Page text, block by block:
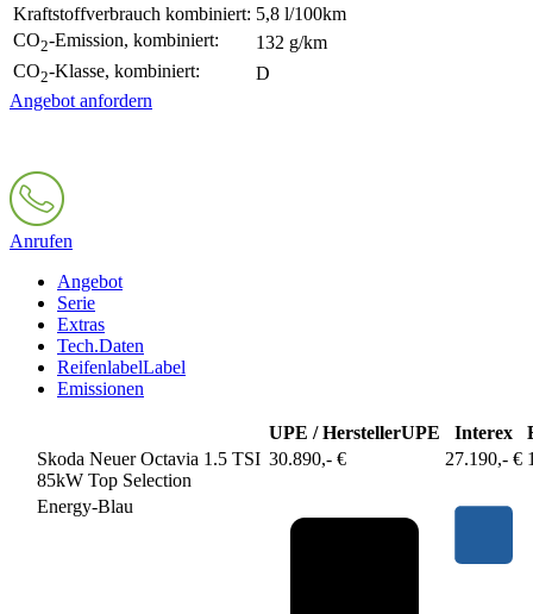
Kraftstoffverbrauch kombiniert: 5,8 l/100km
CO2-Emission, kombiniert:
132 g/km
CO2-Klasse, kombiniert:
D
Angebot anfordern
Anrufen
Angebot
Serie
Extras
Tech.Daten
ReifenlabelLabel
Emissionen
UPE / HerstellerUPE Interex
Skoda Neuer Octavia 1.5 TSI
85kW Top Selection
30.890,- € 27.190,- €
Energy-Blau